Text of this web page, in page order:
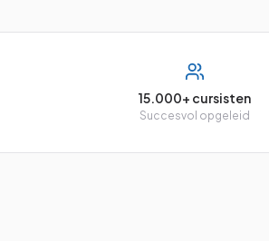
15.000+ cursisten
Succesvol opgeleid